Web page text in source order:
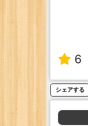
6
シェアする